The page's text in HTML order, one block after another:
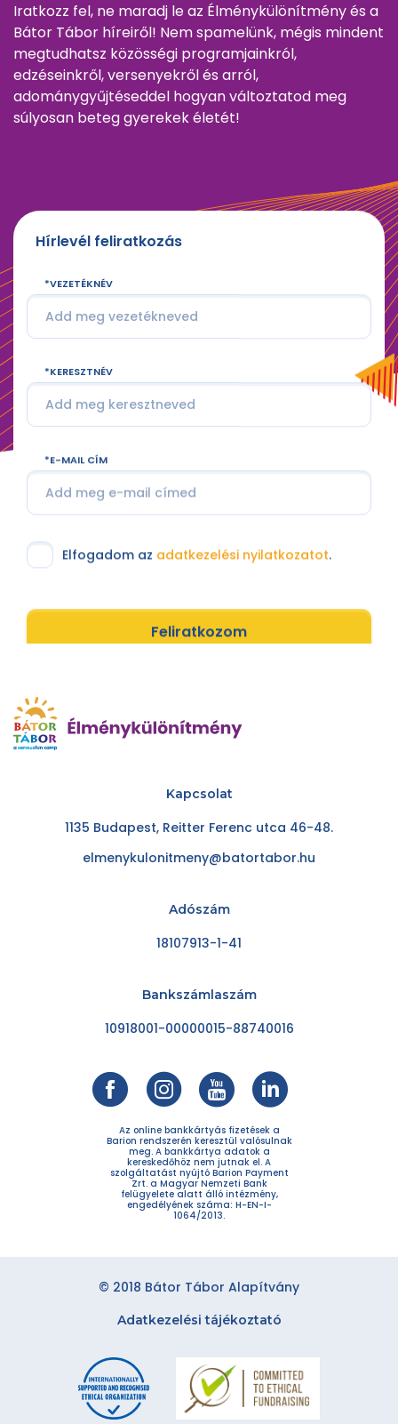
Iratkozz fel, ne maradj le az Élménykülönítmény és a
Bátor Tábor híreiről! Nem spamelünk, mégis mindent
megtudhatsz közösségi programjainkról,
edzéseinkről, versenyekről és arról,
adománygyűjtéseddel hogyan változtatod meg
súlyosan beteg gyerekek életét!
Hírlevél feliratkozás
VEZETÉKNÉV
KERESZTNÉV
E-MAIL CÍM
Elfogadom az adatkezelési nyilatkozatot.
Feliratkozom
Kapcsolat
1135 Budapest, Reitter Ferenc utca 46-48.
elmenykulonitmeny@batortabor.hu
Adószám
18107913-1-41
Bankszámlaszám
10918001-00000015-88740016
Az online bankkártyás fizetések a
Barion rendszerén keresztül valósulnak
meg. A bankkártya adatok a
kereskedőhöz nem jutnak el. A
szolgáltatást nyújtó Barion Payment
Zrt. a Magyar Nemzeti Bank
felügyelete alatt álló intézmény,
engedélyének száma: H-EN-I-
1064/2013.
© 2018 Bátor Tábor Alapítvány
Adatkezelési tájékoztató